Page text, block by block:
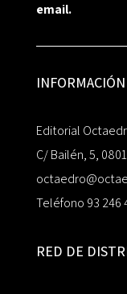
email.
Editorial
C/ Bailén, 5,
Teléfono 93 246
RED DE